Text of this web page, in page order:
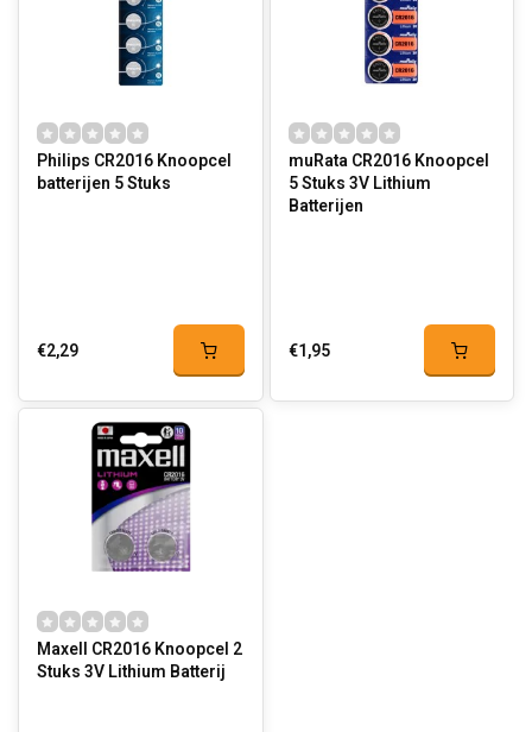
Philips CR2016 Knoopcel
batterijen 5 Stuks
€2,29
muRata CR2016 Knoopcel
5 Stuks 3V Lithium
Batterijen
€1,95
Maxell CR2016 Knoopcel 2
Stuks 3V Lithium Batterij